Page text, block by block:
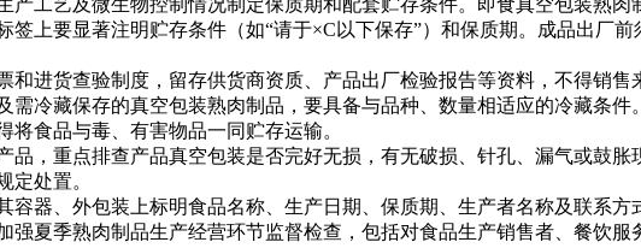
要显著注明贮存条件（如“请于×C以下保存”）和保质期。成品出厂前
货查验制度，留存供货商资质、产品出厂检验报告等资料，不得销售
藏保存的真空包装熟肉制品，要具备与品种、数量相适应的冷藏条件
食品与毒、有害物品一同贮存运输。
重点排查产品真空包装是否完好无损，有无破损、针孔、漏气或鼓胀
定处置。
、外包装上标明食品名称、生产日期、保质期、生产者名称及联系方
季熟肉制品生产经营环节监督检查，包括对食品生产销售者、餐饮服